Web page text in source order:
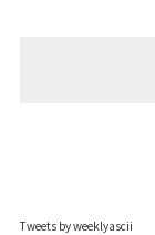
Tweets by weeklyascii